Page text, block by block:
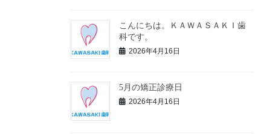
こんにちは。ＫＡＷＡＳＡＫＩ歯
科です。
2026年4月16日
5月の矯正診療日
2026年4月16日